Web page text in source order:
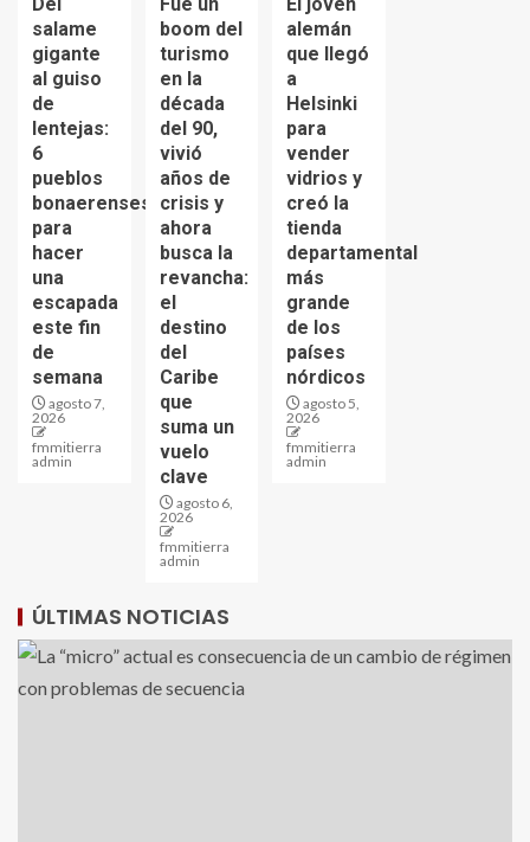
salame
gigante
al guiso
de
lentejas:
6
pueblos
bonaerenses
para
hacer
una
escapada
este fin
de
semana
agosto 7,
2026
fmmitierra
admin
boom del
turismo
en la
década
del 90,
vivió
años de
crisis y
ahora
busca la
revancha:
el
destino
del
Caribe
que
suma un
vuelo
clave
agosto 6,
2026
fmmitierra
admin
alemán
que llegó
a
Helsinki
para
vender
vidrios y
creó la
tienda
departamental
más
grande
de los
países
nórdicos
agosto 5,
2026
fmmitierra
admin
ÚLTIMAS NOTICIAS